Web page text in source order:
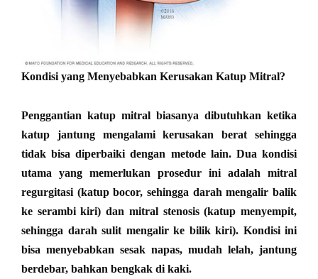
Kondisi yang Menyebabkan Kerusakan Katup Mitral?
Penggantian katup mitral biasanya dibutuhkan ketika
katup jantung mengalami kerusakan berat sehingga
tidak bisa diperbaiki dengan metode lain. Dua kondisi
utama yang memerlukan prosedur ini adalah mitral
regurgitasi (katup bocor, sehingga darah mengalir balik
ke serambi kiri) dan mitral stenosis (katup menyempit,
sehingga darah sulit mengalir ke bilik kiri). Kondisi ini
bisa menyebabkan sesak napas, mudah lelah, jantung
berdebar, bahkan bengkak di kaki.